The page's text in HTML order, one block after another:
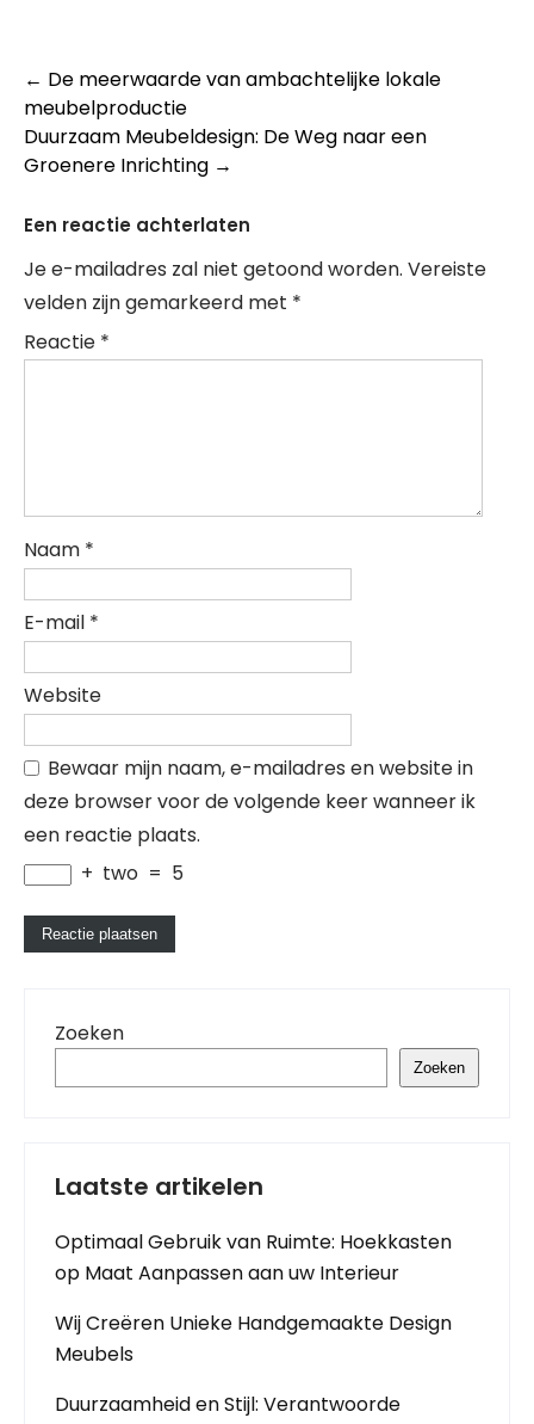
Berichtnavigatie
← De meerwaarde van ambachtelijke lokale
meubelproductie
Duurzaam Meubeldesign: De Weg naar een
Groenere Inrichting →
Een reactie achterlaten
Je e-mailadres zal niet getoond worden. Vereiste
velden zijn gemarkeerd met *
Reactie *
Naam *
E-mail *
Website
Bewaar mijn naam, e-mailadres en website in
deze browser voor de volgende keer wanneer ik
een reactie plaats.
+ two = 5
Zoeken
Zoeken
Laatste artikelen
Optimaal Gebruik van Ruimte: Hoekkasten
op Maat Aanpassen aan uw Interieur
Wij Creëren Unieke Handgemaakte Design
Meubels
Duurzaamheid en Stijl: Verantwoorde